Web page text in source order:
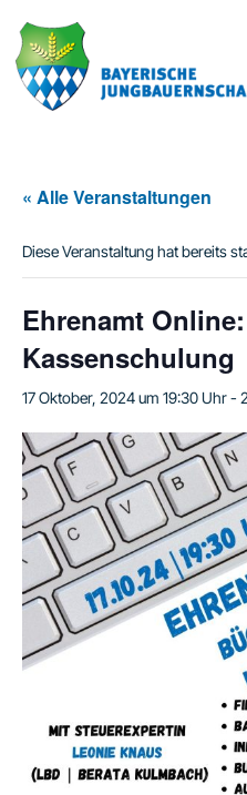
Inhalt
springen
Fußzeile
springen
« Alle Veranstaltungen
Diese Veranstaltung hat bereits
Ehrenamt
Kassenschulung
17 Oktober, 2024 um 19:30 Uhr-